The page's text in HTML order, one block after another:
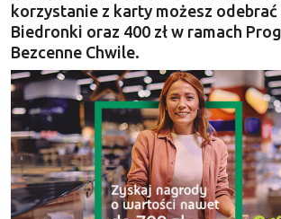
korzystanie z karty możesz odebrać
Biedronki oraz 400 zł w ramach
Bezcenne Chwile.